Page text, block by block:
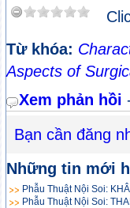
Từ khóa:
Aspects of
Xem phản hồi
Bạn cần đăng
Những tin mới
Phẫu Thuật Nội Soi:
Phẫu Thuật Nội Soi: